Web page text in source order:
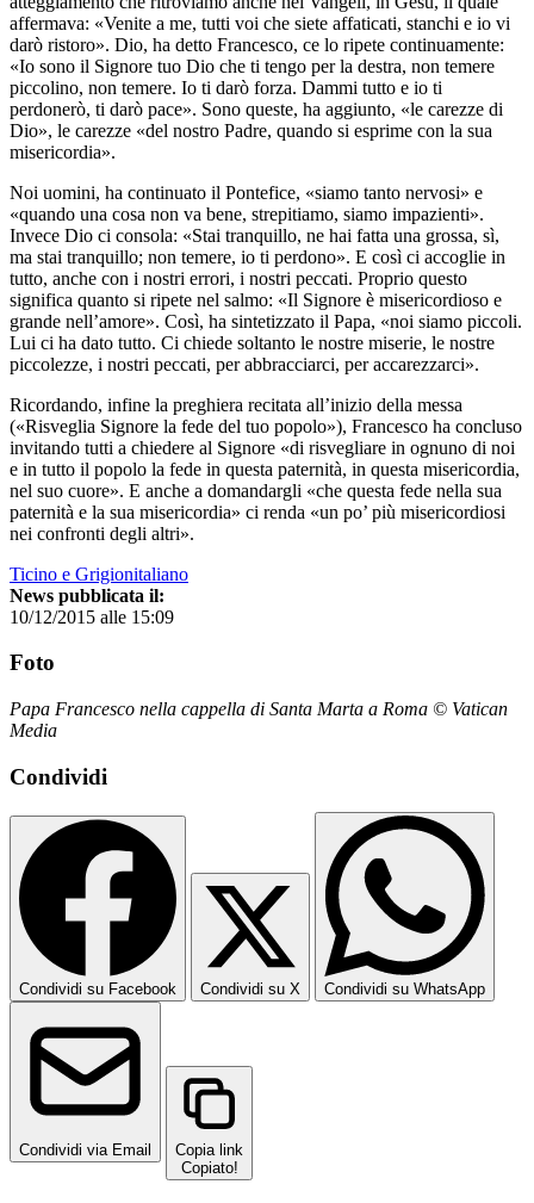
affermava: «Venite a me, tutti voi che siete affaticati, stanchi e io vi
darò ristoro». Dio, ha detto Francesco, ce lo ripete continuamente:
«Io sono il Signore tuo Dio che ti tengo per la destra, non temere
piccolino, non temere. Io ti darò forza. Dammi tutto e io ti
perdonerò, ti darò pace». Sono queste, ha aggiunto, «le carezze di
Dio», le carezze «del nostro Padre, quando si esprime con la sua
misericordia».
Noi uomini, ha continuato il Pontefice, «siamo tanto nervosi» e
«quando una cosa non va bene, strepitiamo, siamo impazienti».
Invece Dio ci consola: «Stai tranquillo, ne hai fatta una grossa, sì,
ma stai tranquillo; non temere, io ti perdono». E così ci accoglie in
tutto, anche con i nostri errori, i nostri peccati. Proprio questo
significa quanto si ripete nel salmo: «Il Signore è misericordioso e
grande nell’amore». Così, ha sintetizzato il Papa, «noi siamo piccoli.
Lui ci ha dato tutto. Ci chiede soltanto le nostre miserie, le nostre
piccolezze, i nostri peccati, per abbracciarci, per accarezzarci».
Ricordando, infine la preghiera recitata all’inizio della messa
(«Risveglia Signore la fede del tuo popolo»), Francesco ha concluso
invitando tutti a chiedere al Signore «di risvegliare in ognuno di noi
e in tutto il popolo la fede in questa paternità, in questa misericordia,
nel suo cuore». E anche a domandargli «che questa fede nella sua
paternità e la sua misericordia» ci renda «un po’ più misericordiosi
nei confronti degli altri».
Ticino e Grigionitaliano
News pubblicata il:
10/12/2015 alle 15:09
Foto
Papa Francesco nella cappella di Santa Marta a Roma © Vatican
Media
Condividi
Condividi su Facebook Condividi su X Condividi su WhatsApp
Condividi via Email
Copia link
Copiato!